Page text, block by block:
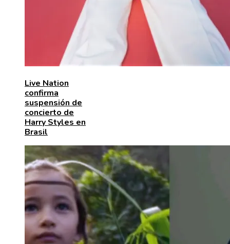
Live Nation
confirma
suspensión de
concierto de
Harry Styles en
Brasil